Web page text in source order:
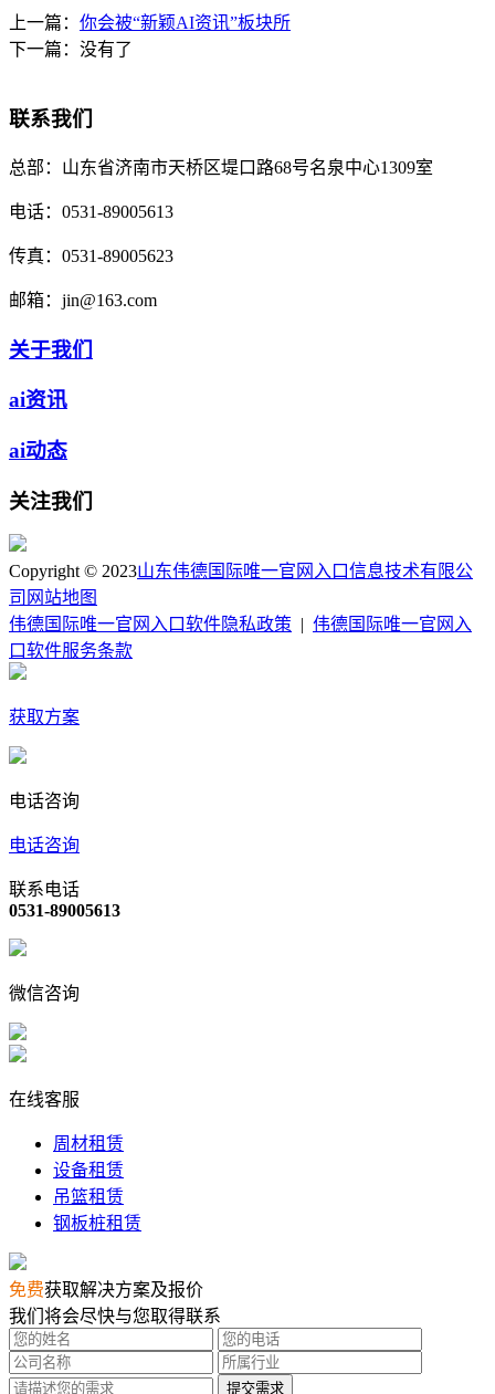
上一篇： 你会被“新颖AI资讯”板块所
下一篇：没有了
联系我们
总部： 山东省济南市天桥区堤口路68号名泉中心1309室
电话： 0531-89005613
传真： 0531-89005623
邮箱： jin@163.com
关于我们
ai资讯
ai动态
关注我们
Copyright © 2023山东伟德国际唯一官网入口信息技术有限公
司 网站地图
伟德国际唯一官网入口软件隐私政策
伟德国际唯一官网入
口软件服务条款
获取方案
电话咨询
电话咨询
联系电话
0531-89005613
微信咨询
在线客服
周材租赁
设备租赁
吊篮租赁
钢板桩租赁
免费获取解决方案及报价
我们将会尽快与您取得联系
提交需求